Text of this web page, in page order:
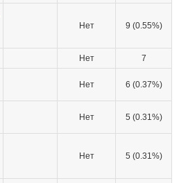
Нет 9 (0.55%)
Нет 7
Нет 6 (0.37%)
Нет 5 (0.31%)
Нет 5 (0.31%)